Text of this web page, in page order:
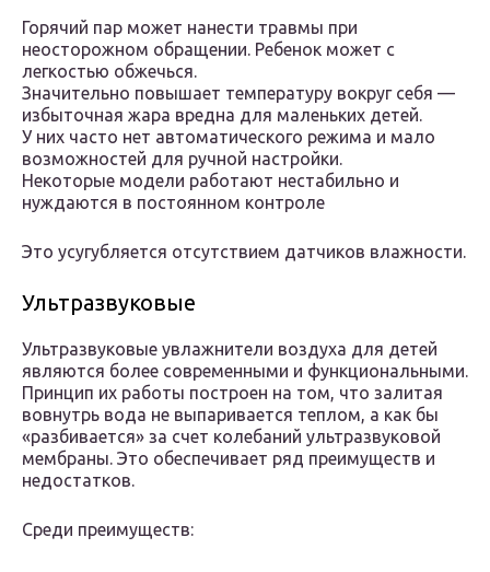
Горячий пар может нанести травмы при
неосторожном обращении. Ребенок может с
легкостью обжечься.
Значительно повышает температуру вокруг себя —
избыточная жара вредна для маленьких детей.
У них часто нет автоматического режима и мало
возможностей для ручной настройки.
Некоторые модели работают нестабильно и
нуждаются в постоянном контроле
Это усугубляется отсутствием датчиков влажности.
Ультразвуковые
Ультразвуковые увлажнители воздуха для детей
являются более современными и функциональными.
Принцип их работы построен на том, что залитая
вовнутрь вода не выпаривается теплом, а как бы
«разбивается» за счет колебаний ультразвуковой
мембраны. Это обеспечивает ряд преимуществ и
недостатков.
Среди преимуществ: